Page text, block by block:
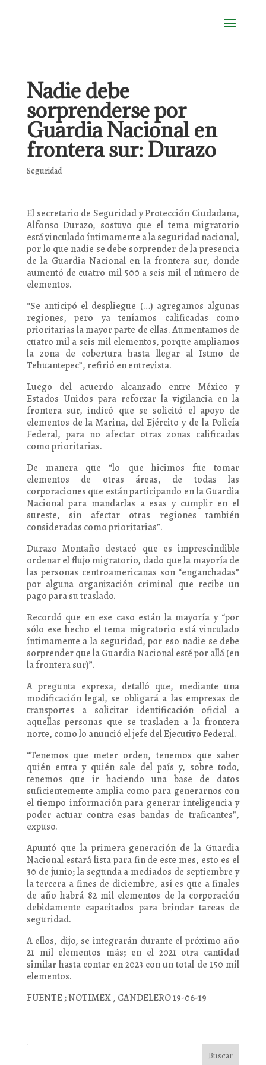
Nadie debe
sorprenderse por
Guardia Nacional en
frontera sur: Durazo
Seguridad
El secretario de Seguridad y Protección Ciudadana,
Alfonso Durazo, sostuvo que el tema migratorio
está vinculado íntimamente a la seguridad nacional,
por lo que nadie se debe sorprender de la presencia
de la Guardia Nacional en la frontera sur, donde
aumentó de cuatro mil 500 a seis mil el número de
elementos.
“Se anticipó el despliegue (…) agregamos algunas
regiones, pero ya teníamos calificadas como
prioritarias la mayor parte de ellas. Aumentamos de
cuatro mil a seis mil elementos, porque ampliamos
la zona de cobertura hasta llegar al Istmo de
Tehuantepec”, refirió en entrevista.
Luego del acuerdo alcanzado entre México y
Estados Unidos para reforzar la vigilancia en la
frontera sur, indicó que se solicitó el apoyo de
elementos de la Marina, del Ejército y de la Policía
Federal, para no afectar otras zonas calificadas
como prioritarias.
De manera que “lo que hicimos fue tomar
elementos de otras áreas, de todas las
corporaciones que están participando en la Guardia
Nacional para mandarlas a esas y cumplir en el
sureste, sin afectar otras regiones también
consideradas como prioritarias”.
Durazo Montaño destacó que es imprescindible
ordenar el flujo migratorio, dado que la mayoría de
las personas centroamericanas son “enganchadas”
por alguna organización criminal que recibe un
pago para su traslado.
Recordó que en ese caso están la mayoría y “por
sólo ese hecho el tema migratorio está vinculado
íntimamente a la seguridad, por eso nadie se debe
sorprender que la Guardia Nacional esté por allá (en
la frontera sur)”.
A pregunta expresa, detalló que, mediante una
modificación legal, se obligará a las empresas de
transportes a solicitar identificación oficial a
aquellas personas que se trasladen a la frontera
norte, como lo anunció el jefe del Ejecutivo Federal.
“Tenemos que meter orden, tenemos que saber
quién entra y quién sale del país y, sobre todo,
tenemos que ir haciendo una base de datos
suficientemente amplia como para generarnos con
el tiempo información para generar inteligencia y
poder actuar contra esas bandas de traficantes”,
expuso.
Apuntó que la primera generación de la Guardia
Nacional estará lista para fin de este mes, esto es el
30 de junio; la segunda a mediados de septiembre y
la tercera a fines de diciembre, así es que a finales
de año habrá 82 mil elementos de la corporación
debidamente capacitados para brindar tareas de
seguridad.
A ellos, dijo, se integrarán durante el próximo año
21 mil elementos más; en el 2021 otra cantidad
similar hasta contar en 2023 con un total de 150 mil
elementos.
FUENTE ; NOTIMEX , CANDELERO 19-06-19